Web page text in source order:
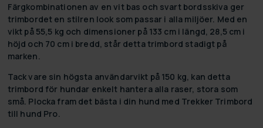
Färgkombinationen av en vit bas och svart bordsskiva ger
trimbordet en stilren look som passar i alla miljöer. Med en
vikt på 55,5 kg och dimensioner på 133 cm i längd, 28,5 cm i
höjd och 70 cm i bredd, står detta trimbord stadigt på
marken.
Tack vare sin högsta användarvikt på 150 kg, kan detta
trimbord för hundar enkelt hantera alla raser, stora som
små. Plocka fram det bästa i din hund med Trekker Trimbord
till hund Pro.